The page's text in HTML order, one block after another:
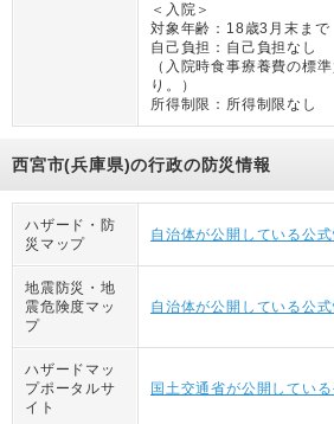
＜入院＞
対象年齢： 18歳3月末まで
自己負担： 自己負担なし
（ 入院時食事療養費の標
り。
）
所得制限： 所得制限なし
西宮市(兵庫県)の行政の防災情報
ハザード・防
災マップ
自治体が公開している公式
地震防災・地
震危険度マッ
プ
自治体が公開している公式
ハザードマッ
プポータルサ
イト
国土交通省が公開してい